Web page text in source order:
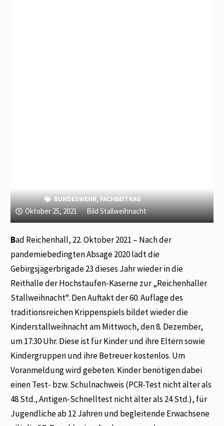
BUNDESWEHR,FACHBEITRAG
Oktober 25, 2021 Bild Stallweihnacht
Bad Reichenhall, 22. Oktober 2021 – Nach der
pandemiebedingten Absage 2020 lädt die
Gebirgsjägerbrigade 23 dieses Jahr wieder in die
Reithalle der Hochstaufen-Kaserne zur „Reichenhaller
Stallweihnacht“. Den Auftakt der 60. Auflage des
traditionsreichen Krippenspiels bildet wieder die
Kinderstallweihnacht am Mittwoch, den 8. Dezember,
um 17:30 Uhr. Diese ist für Kinder und ihre Eltern sowie
Kindergruppen und ihre Betreuer kostenlos. Um
Voranmeldung wird gebeten. Kinder benötigen dabei
einen Test- bzw. Schulnachweis (PCR-Test nicht älter als
48 Std., Antigen-Schnelltest nicht älter als 24 Std.), für
Jugendliche ab 12 Jahren und begleitende Erwachsene